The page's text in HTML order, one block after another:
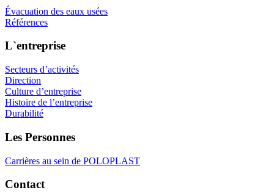
Évacuation des eaux usées
Références
L`entreprise
Secteurs d’activités
Direction
Culture d’entreprise
Histoire de l’entreprise
Durabilité
Les Personnes
Carrières au sein de POLOPLAST
Contact